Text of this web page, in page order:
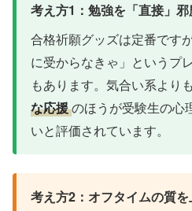
考え方1：勉強を「直接」
合格祈願グッズは定番です
に受からなきゃ」というプ
もあります。気合い系よりも
な応援のほうが受験生の心
いと評価されています。
考え方2：オフタイムの質